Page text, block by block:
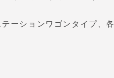
ーションワゴンタイプ、